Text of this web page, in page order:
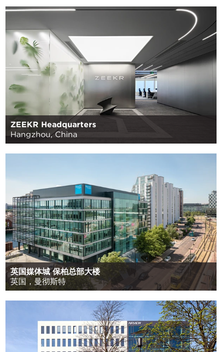
ZEEKR Headquarters
Hangzhou, China
英国媒体城 保柏总部大楼
英国，曼彻斯特